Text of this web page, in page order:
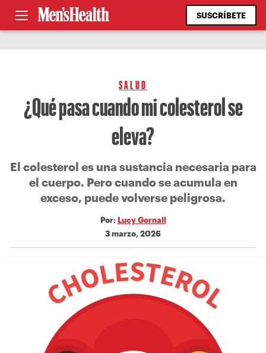
SUSCRÍBETE
SALUD
¿Qué pasa cuando mi colesterol se
eleva?
El colesterol es una sustancia necesaria para
el cuerpo. Pero cuando se acumula en
exceso, puede volverse peligrosa.
Por: Lucy Gornall
3 marzo, 2026